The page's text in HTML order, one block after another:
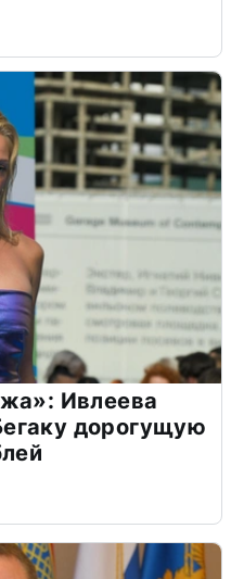
Ивлеева
дорогущую